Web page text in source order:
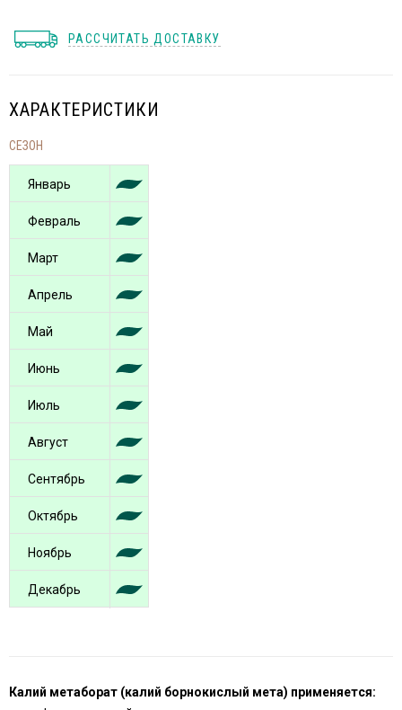
РАССЧИТАТЬ ДОСТАВКУ
ХАРАКТЕРИСТИКИ
СЕЗОН
Январь
Февраль
Март
Апрель
Май
Июнь
Июль
Август
Сентябрь
Октябрь
Ноябрь
Декабрь
Калий метаборат (калий борнокислый мета) применяется: